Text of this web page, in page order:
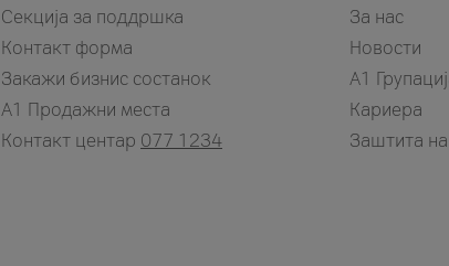
Секција за поддршка
Контакт форма
Закажи бизнис состанок
A1 Продажни места
Контакт центар 077 1234
За нас
Новости
А1
Кариера
Заштита